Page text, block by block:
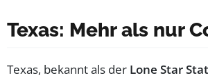
Texas: Mehr als nur
Texas, bekannt als der Lone Star